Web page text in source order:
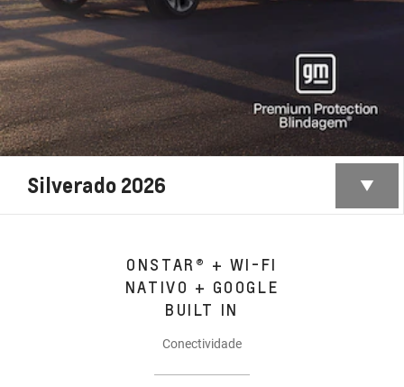
Silverado 2026
ONSTAR® + WI-FI
NATIVO + GOOGLE
BUILT IN
Conectividade